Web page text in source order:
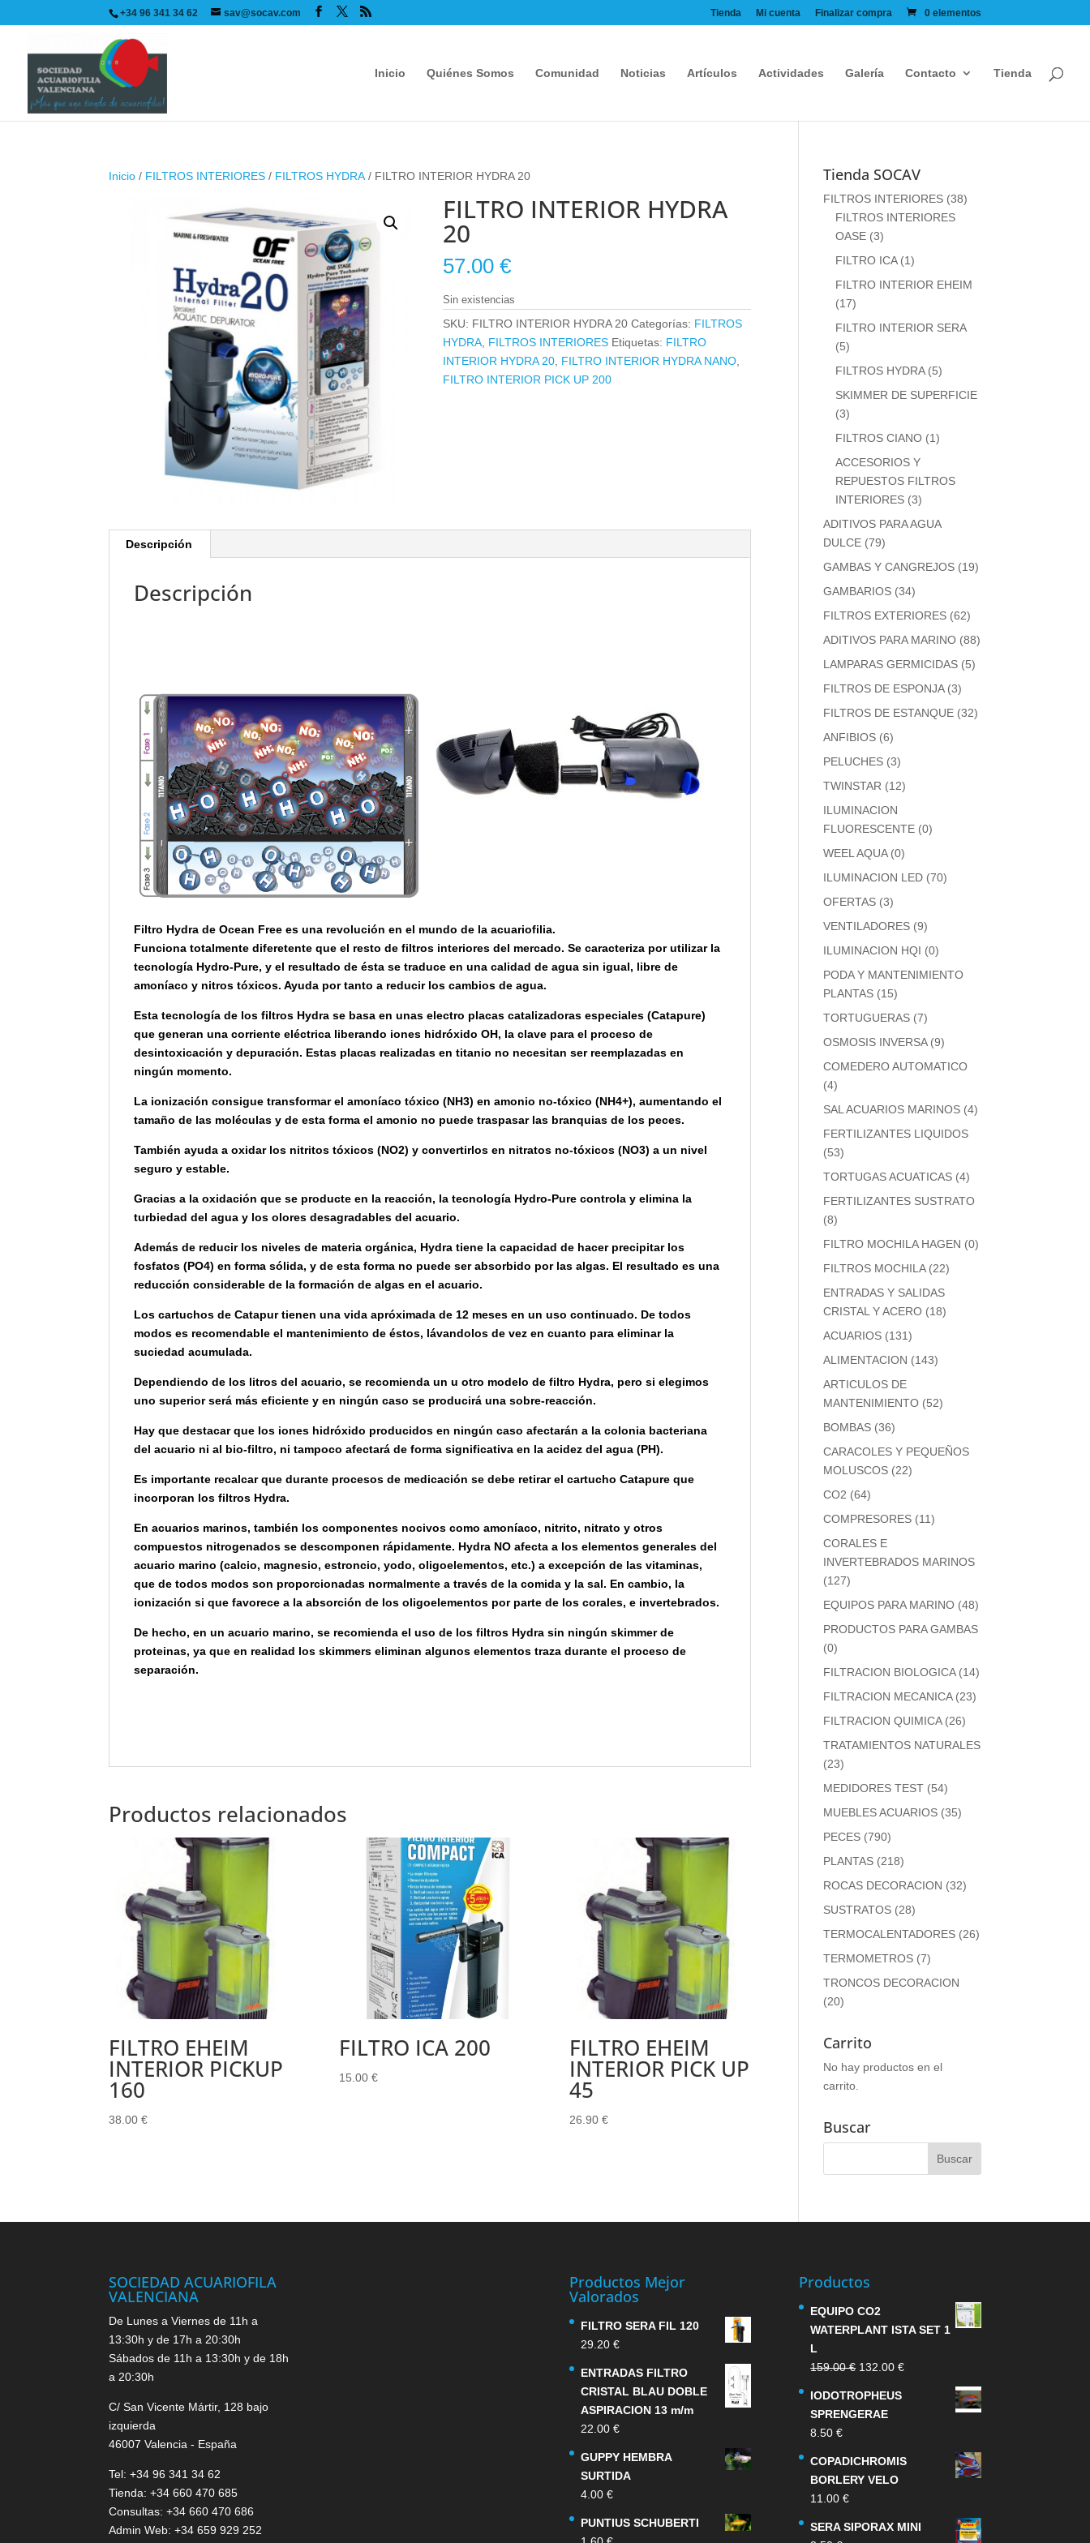
+34 96 341 34 62 sav@socav.com Tienda Mi cuenta Finalizar compra 0 elementos
Inicio Quiénes Somos Comunidad Noticias Artículos Actividades Galería Contacto Tienda
Inicio / FILTROS INTERIORES / FILTROS HYDRA / FILTRO INTERIOR HYDRA 20
FILTRO INTERIOR HYDRA
20
57.00€
Sin existencias
SKU: FILTRO INTERIOR HYDRA 20 Categorías: FILTROS
HYDRA FILTROS INTERIORES Etiquetas: FILTRO
INTERIOR HYDRA 20 FILTRO INTERIOR HYDRA NANO
FILTRO INTERIOR PICK UP 200
Descripción
Descripción
Filtro Hydra de Ocean Free es una revolución en el mundo de la acuariofilia.
Funciona totalmente diferetente que el resto de filtros interiores del mercado. Se caracteriza por utilizar la
tecnología Hydro-Pure, y el resultado de ésta se traduce en una calidad de agua sin igual, libre de
amoníaco y nitros tóxicos. Ayuda por tanto a reducir los cambios de agua.
Esta tecnología de los filtros Hydra se basa en unas electro placas catalizadoras especiales (Catapure)
que generan una corriente eléctrica liberando iones hidróxido OH, la clave para el proceso de
desintoxicación y depuración. Estas placas realizadas en titanio no necesitan ser reemplazadas en
ningún momento.
La ionización consigue transformar el amoníaco tóxico (NH3) en amonio no-tóxico (NH4+), aumentando el
tamaño de las moléculas y de esta forma el amonio no puede traspasar las branquias de los peces.
También ayuda a oxidar los nitritos tóxicos (NO2) y convertirlos en nitratos no-tóxicos (NO3) a un nivel
seguro y estable.
Gracias a la oxidación que se producte en la reacción, la tecnología Hydro-Pure controla y elimina la
turbiedad del agua y los olores desagradables del acuario.
Además de reducir los niveles de materia orgánica, Hydra tiene la capacidad de hacer precipitar los
fosfatos (PO4) en forma sólida, y de esta forma no puede ser absorbido por las algas. El resultado es una
reducción considerable de la formación de algas en el acuario.
Los cartuchos de Catapur tienen una vida apróximada de 12 meses en un uso continuado. De todos
modos es recomendable el mantenimiento de éstos, lávandolos de vez en cuanto para eliminar la
suciedad acumulada.
Dependiendo de los litros del acuario, se recomienda un u otro modelo de filtro Hydra, pero si elegimos
uno superior será más eficiente y en ningún caso se producirá una sobre-reacción.
Hay que destacar que los iones hidróxido producidos en ningún caso afectarán a la colonia bacteriana
del acuario ni al bio-filtro, ni tampoco afectará de forma significativa en la acidez del agua (PH).
Es importante recalcar que durante procesos de medicación se debe retirar el cartucho Catapure que
incorporan los filtros Hydra.
En acuarios marinos, también los componentes nocivos como amoníaco, nitrito, nitrato y otros
compuestos nitrogenados se descomponen rápidamente. Hydra NO afecta a los elementos generales del
acuario marino (calcio, magnesio, estroncio, yodo, oligoelementos, etc.) a excepción de las vitaminas,
que de todos modos son proporcionadas normalmente a través de la comida y la sal. En cambio, la
ionización si que favorece a la absorción de los oligoelementos por parte de los corales, e invertebrados.
De hecho, en un acuario marino, se recomienda el uso de los filtros Hydra sin ningún skimmer de
proteinas, ya que en realidad los skimmers eliminan algunos elementos traza durante el proceso de
separación.
Productos relacionados
FILTRO EHEIM
INTERIOR PICKUP
160
38.00€
FILTRO ICA 200
15.00 €
FILTRO EHEIM
INTERIOR PICK UP
45
26.90 €
Tienda SOCAV
FILTROS INTERIORES (38)
FILTROS INTERIORES
OASE (3)
FILTRO ICA (1)
FILTRO INTERIOR EHEIM
(17)
FILTRO INTERIOR SERA
(5)
FILTROS HYDRA (5)
SKIMMER DE SUPERFICIE
(3)
FILTROS CIANO (1)
ACCESORIOS Y
REPUESTOS FILTROS
INTERIORES (3)
ADITIVOS PARA AGUA
DULCE (79)
GAMBAS Y CANGREJOS (19)
GAMBARIOS (34)
FILTROS EXTERIORES (62)
ADITIVOS PARA MARINO (88)
LAMPARAS GERMICIDAS (5)
FILTROS DE ESPONJA (3)
FILTROS DE ESTANQUE (32)
ANFIBIOS (6)
PELUCHES (3)
TWINSTAR (12)
ILUMINACION
FLUORESCENTE (0)
WEEL AQUA (0)
ILUMINACION LED (70)
OFERTAS (3)
VENTILADORES (9)
ILUMINACION HQI (0)
PODA Y MANTENIMIENTO
PLANTAS (15)
TORTUGUERAS (7)
OSMOSIS INVERSA (9)
COMEDERO AUTOMATICO
(4)
SAL ACUARIOS MARINOS (4)
FERTILIZANTES LIQUIDOS
(53)
TORTUGAS ACUATICAS (4)
FERTILIZANTES SUSTRATO
(8)
FILTRO MOCHILA HAGEN (0)
FILTROS MOCHILA (22)
ENTRADAS Y SALIDAS
CRISTAL Y ACERO (18)
ACUARIOS (131)
ALIMENTACION (143)
ARTICULOS DE
MANTENIMIENTO (52)
BOMBAS (36)
CARACOLES Y PEQUEÑOS
MOLUSCOS (22)
CO2 (64)
COMPRESORES (11)
CORALES E
INVERTEBRADOS MARINOS
(127)
EQUIPOS PARA MARINO (48)
PRODUCTOS PARA GAMBAS
(0)
FILTRACION BIOLOGICA (14)
FILTRACION MECANICA (23)
FILTRACION QUIMICA (26)
TRATAMIENTOS NATURALES
(23)
MEDIDORES TEST (54)
MUEBLES ACUARIOS (35)
PECES (790)
PLANTAS (218)
ROCAS DECORACION (32)
SUSTRATOS (28)
TERMOCALENTADORES (26)
TERMOMETROS (7)
TRONCOS DECORACION
(20)
Carrito
No hay productos en el
carrito.
Buscar
SOCIEDAD ACUARIOFILA
VALENCIANA
De Lunes a Viernes de 11h a
13:30h y de 17h a 20:30h
Sábados de 11h a 13:30h y de 18h
a 20:30h
C/ San Vicente Mártir, 128 bajo
izquierda
46007 Valencia - España
Tel: +34 96 341 34 62
Tienda: +34 660 470 685
Consultas: +34 660 470 686
Admin Web: +34 659 929 252
Productos Mejor
Valorados
FILTRO SERA FIL 120
29.20 €
ENTRADAS FILTRO
CRISTAL BLAU DOBLE
ASPIRACION 13 m/m
22.00 €
GUPPY HEMBRA
SURTIDA
4.00 €
PUNTIUS SCHUBERTI
Productos
EQUIPO CO2
WATERPLANT ISTA SET 1
L
159.00€ El
original
era:
132.00€El
IODOTROPHEUS
SPRENGERAE
8.50€
COPADICHROMIS
BORLERY VELO
11.00€
SERA SIPORAX MINI